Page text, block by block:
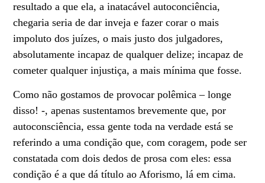
resultado a que ela, a inatacável autoconciência,
chegaria seria de dar inveja e fazer corar o mais
impoluto dos juízes, o mais justo dos julgadores,
absolutamente incapaz de qualquer delize; incapaz de
cometer qualquer injustiça, a mais mínima que fosse.
Como não gostamos de provocar polêmica – longe
disso! -, apenas sustentamos brevemente que, por
autoconsciência, essa gente toda na verdade está se
referindo a uma condição que, com coragem, pode ser
constatada com dois dedos de prosa com eles: essa
condição é a que dá título ao Aforismo, lá em cima.